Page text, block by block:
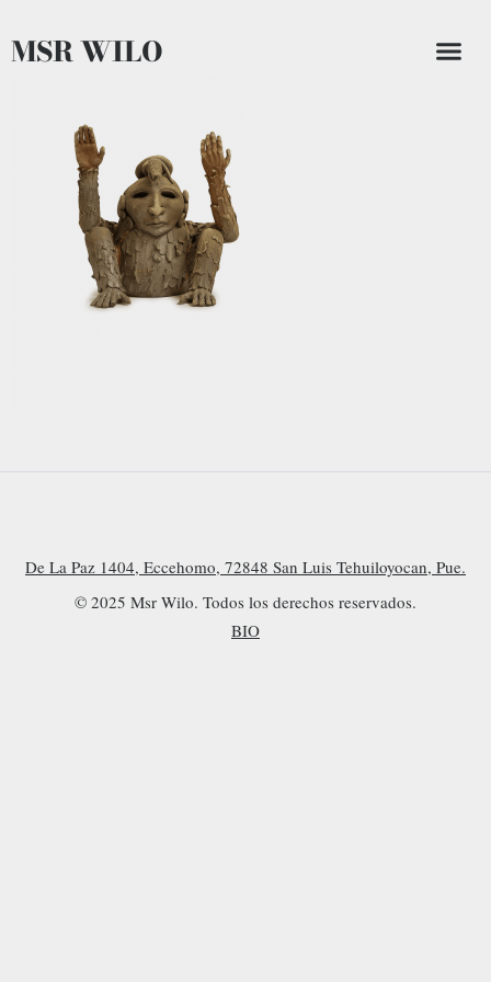
MSR WILO
De La Paz 1404, Eccehomo, 72848 San Luis Tehuiloyocan, Pue.
© 2025 Msr Wilo. Todos los derechos reservados.
BIO